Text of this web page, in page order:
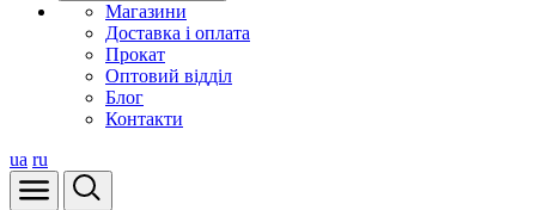
Магазини
Доставка і оплата
Прокат
Оптовий відділ
Блог
Контакти
ua ru